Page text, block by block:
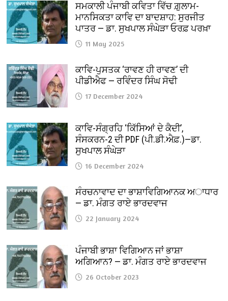
ਸਮਕਾਲੀ ਪੰਜਾਬੀ ਕਵਿਤਾ ਵਿੱਚ ਗ਼ੁਲਾਮ-
ਮਾਨਸਿਕਤਾ ਕਾਵਿ ਦਾ ਬਾਦਸ਼ਾਹ: ਸੁਰਜੀਤ
ਪਾਤਰ — ਡਾ. ਸੁਖਪਾਲ ਸੰਘੇੜਾ ਓਰਫ਼ ਪਰਖ਼ਾ
11 May 2025
ਕਾਵਿ-ਪੁਸਤਕ ‘ਰਾਵਣ ਹੀ ਰਾਵਣ’ ਦੀ
ਪੀਡੀਐਫ — ਰਵਿੰਦਰ ਸਿੰਘ ਸੋਢੀ
17 December 2024
ਕਾਵਿ-ਸੰਗ੍ਰਹਿ ‘ਕਿੱਸਿਆਂ ਦੇ ਕੈਦੀ’,
ਸੰਸਕਰਨ-2 ਦੀ PDF (ਪੀ.ਡੀ.ਐਫ਼.)—ਡਾ.
ਸੁਖਪਾਲ ਸੰਘੇੜਾ
16 December 2024
ਸੰਰਚਨਾਵਾਦ ਦਾ ਭਾਸ਼ਾਵਿਗਿਆਨਕ ਅਾਧਾਰ
— ਡਾ. ਮੰਗਤ ਰਾਏ ਭਾਰਦਵਾਜ
22 January 2024
ਪੰਜਾਬੀ ਭਾਸ਼ਾ ਵਿਗਿਆਨ ਜਾਂ ਭਾਸ਼ਾ
ਅਗਿਆਨ? — ਡਾ. ਮੰਗਤ ਰਾਏ ਭਾਰਦਵਾਜ
26 October 2023